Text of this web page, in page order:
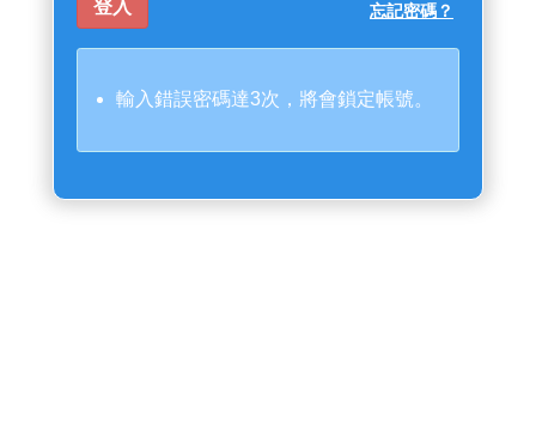
忘記密碼？
輸入錯誤密碼達3次，將會鎖定帳號。